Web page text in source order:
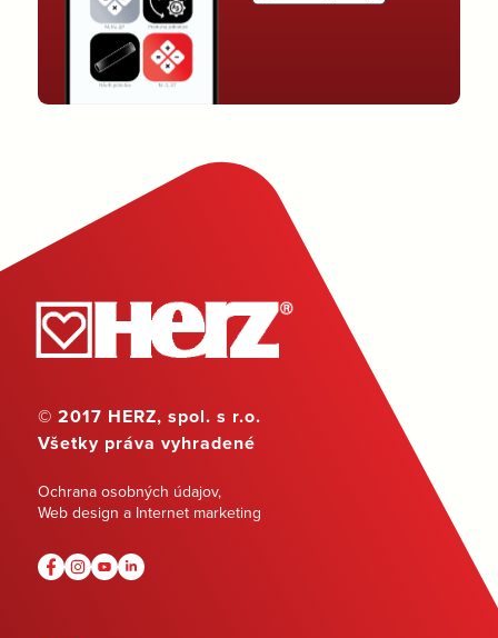
© 2017 HERZ, spol. s r.o.
Všetky práva vyhradené
Ochrana osobných údajov,
Web design a Internet marketing